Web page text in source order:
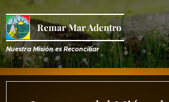
Remar Mar Adentro
Nuestra Misión es Reconciliar